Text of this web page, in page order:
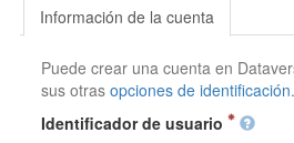
Información de la cuenta
Puede crear una cuenta en
sus otrasopciones de identificación.
Identificador de usuario